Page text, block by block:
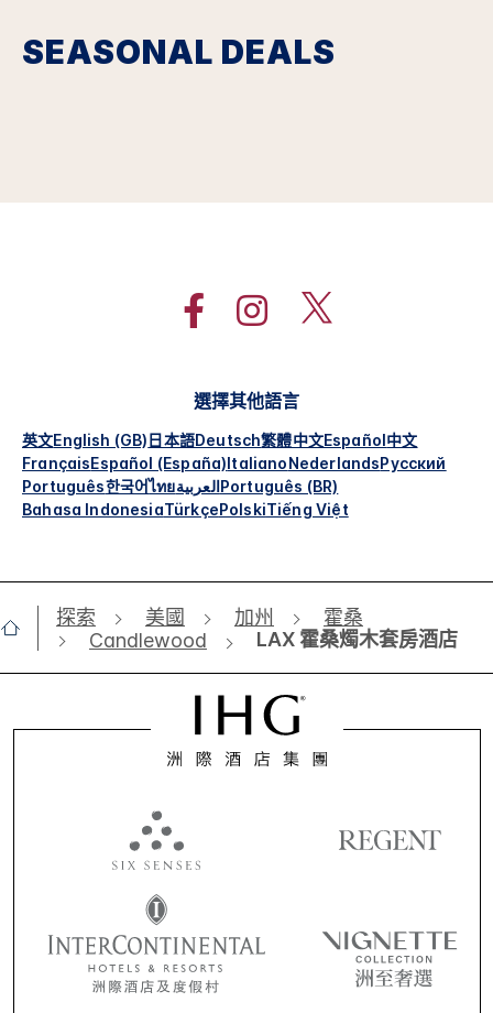
SEASONAL DEALS
選擇其他語言
英文English (GB)日本語Deutsch繁體中文Español中文
FrançaisEspañol (España)ItalianoNederlandsРусский
Português한국어ไทยالعربيةPortuguês (BR)
Bahasa IndonesiaTürkçePolskiTiếng Việt
探索 美國 加州
霍桑
Candlewood
LAX 霍桑燭木套房酒店